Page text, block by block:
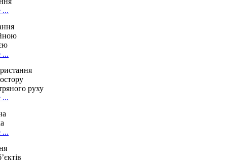
...
...
руху
...
...